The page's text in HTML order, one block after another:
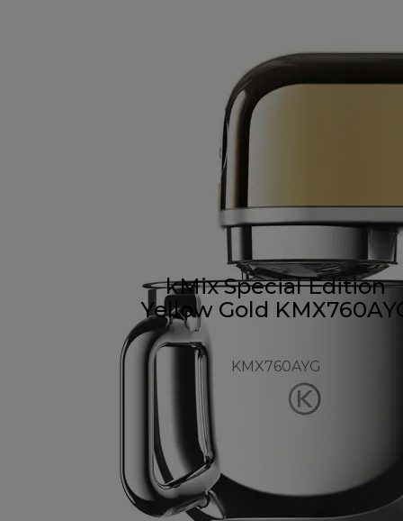
kMix Special Edition
Yellow Gold
KMX760AYG